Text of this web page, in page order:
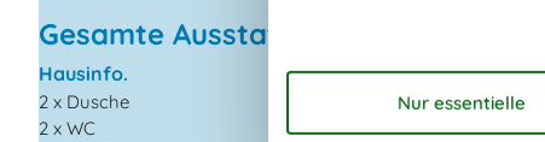
Gesamte Ausstattung
Hausinfo.
2 x Dusche
2 x WC
Energie/Heizung
Elektroheizung
Wärmepumpe